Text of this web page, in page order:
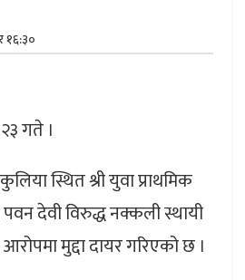
१६:३०
गते ।
स्थित श्री युवा प्राथमिक
पवन देवी विरुद्ध नक्कली स्थायी
मुद्दा दायर गरिएको छ ।